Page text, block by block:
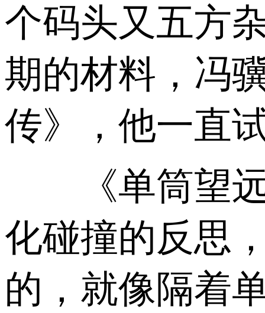
个码头又五方
期的材料，冯
传》，他一直
《单筒望远
化碰撞的反思
的，就像隔着